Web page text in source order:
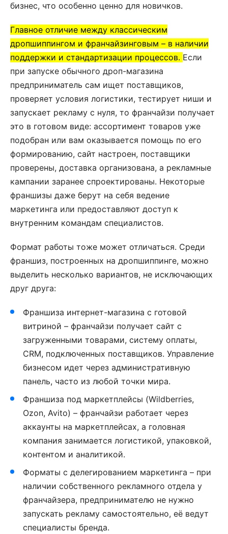
бизнес, что особенно ценно для новичков.
Главное отличие между классическим
дропшиппингом и франчайзинговым – в наличии
поддержки и стандартизации процессов. Если
при запуске обычного дроп-магазина
предприниматель сам ищет поставщиков,
проверяет условия логистики, тестирует ниши и
запускает рекламу с нуля, то франчайзи получает
это в готовом виде: ассортимент товаров уже
подобран или вам оказывается помощь по его
формированию, сайт настроен, поставщики
проверены, доставка организована, а рекламные
кампании заранее спроектированы. Некоторые
франшизы даже берут на себя ведение
маркетинга или предоставляют доступ к
внутренним командам специалистов.
Формат работы тоже может отличаться. Среди
франшиз, построенных на дропшиппинге, можно
выделить несколько вариантов, не исключающих
друг друга:
Франшиза интернет-магазина с готовой
витриной – франчайзи получает сайт с
загруженными товарами, систему оплаты,
CRM, подключенных поставщиков. Управление
бизнесом идет через административную
панель, часто из любой точки мира.
Франшиза под маркетплейсы (Wildberries,
Ozon, Avito) – франчайзи работает через
аккаунты на маркетплейсах, а головная
компания занимается логистикой, упаковкой,
контентом и аналитикой.
Форматы с делегированием маркетинга – при
наличии собственного рекламного отдела у
франчайзера, предпринимателю не нужно
запускать рекламу самостоятельно, её ведут
специалисты бренда.